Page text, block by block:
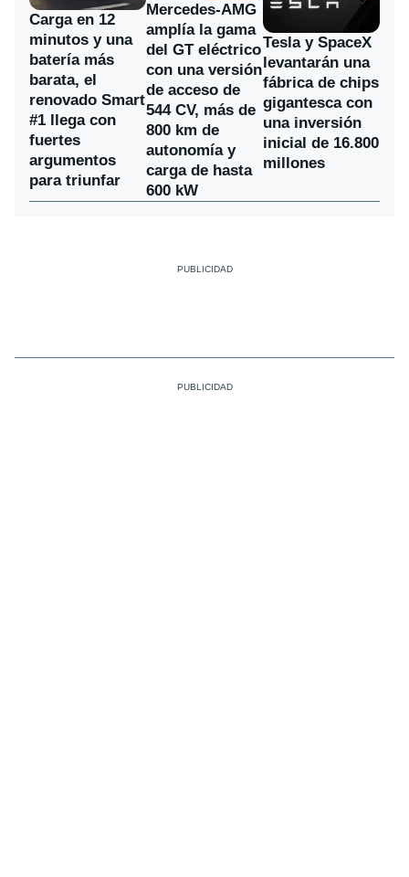
Carga en 12
minutos y una
batería más
barata, el
renovado Smart
#1 llega con
fuertes
argumentos
para triunfar
Mercedes-AMG
amplía la gama
del GT eléctrico
con una versión
de acceso de
544 CV, más de
800 km de
autonomía y
carga de hasta
600 kW
Tesla y SpaceX
levantarán una
fábrica de chips
gigantesca con
una inversión
inicial de 16.800
millones